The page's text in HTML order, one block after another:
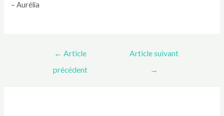
– Aurélia
← Article
précédent
Article suivant
→